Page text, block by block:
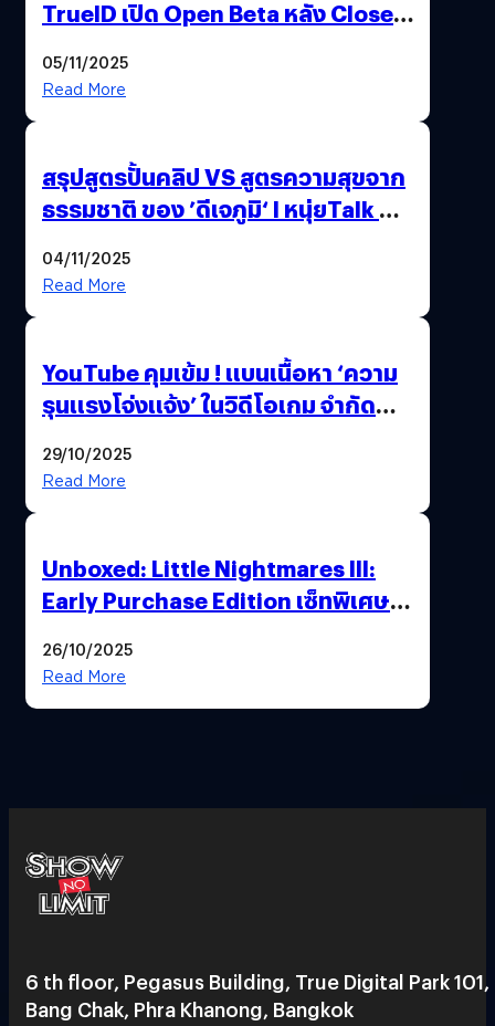
TrueID เปิด Open Beta หลัง Close
Thailand Game Show 2025 ทะลุ 15
05/11/2025
Read More
สรุปสูตรปั้นคลิป VS สูตรความสุขจาก
ธรรมชาติ ของ ’ดีเจภูมิ‘ l หนุ่ยTalk &
04/11/2025
Read More
YouTube คุมเข้ม ! แบนเนื้อหา ‘ความ
รุนแรงโจ่งแจ้ง’ ในวิดีโอเกม จำกัด
29/10/2025
Read More
Unboxed: Little Nightmares III:
Early Purchase Edition เซ็ทพิเศษที่
ไปด้วยกัน..เอาชนะทุกความเหงาและ
26/10/2025
Read More
6 th floor, Pegasus Building, True Digital Park 101,
Bang Chak, Phra Khanong, Bangkok